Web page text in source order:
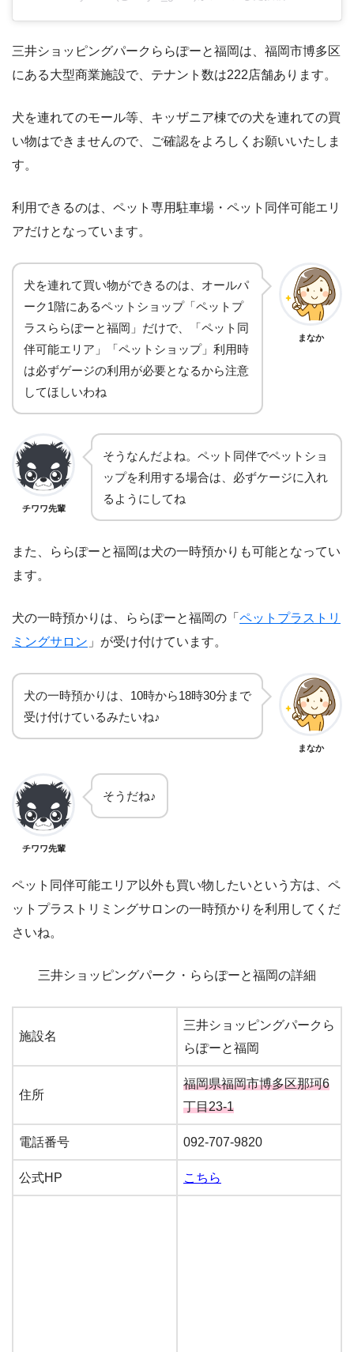
三井ショッピングパークららぽーと福岡は、福岡市博多区
にある大型商業施設で、テナント数は222店舗あります。
犬を連れてのモール等、キッザニア棟での犬を連れての買
い物はできませんので、ご確認をよろしくお願いいたしま
す。
利用できるのは、ペット専用駐車場・ペット同伴可能エリ
アだけとなっています。
犬を連れて買い物ができるのは、オールパ
ーク1階にあるペットショップ「ペットプ
ラスららぽーと福岡」だけで、「ペット同
伴可能エリア」「ペットショップ」利用時
は必ずゲージの利用が必要となるから注意
してほしいわね
まなか
チワワ先輩
そうなんだよね。ペット同伴でペットショ
ップを利用する場合は、必ずケージに入れ
るようにしてね
また、ららぽーと福岡は犬の一時預かりも可能となってい
ます。
犬の一時預かりは、ららぽーと福岡の「 ペットプラストリ
ミングサロン 」が受け付けています。
犬の一時預かりは、10時から18時30分まで
受け付けているみたいね♪
まなか
チワワ先輩
そうだね♪
ペット同伴可能エリア以外も買い物したいという方は、ペ
ットプラストリミングサロンの一時預かりを利用してくだ
さいね。
三井ショッピングパーク・ららぽーと福岡の詳細
施設名
三井ショッピングパークら
らぽーと福岡
住所
福岡県福岡市博多区那珂6
丁目23-1
電話番号 092-707-9820
公式HP こちら